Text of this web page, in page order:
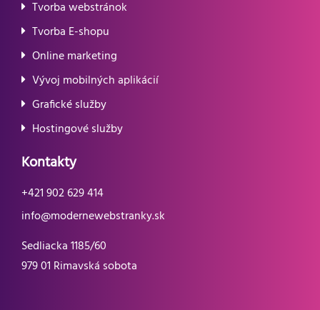
Tvorba webstránok
Tvorba E-shopu
Online marketing
Vývoj mobilných aplikácií
Grafické služby
Hostingové služby
Kontakty
+421 902 629 414
info@modernewebstranky.sk
Sedliacka 1185/60
979 01 Rimavská sobota